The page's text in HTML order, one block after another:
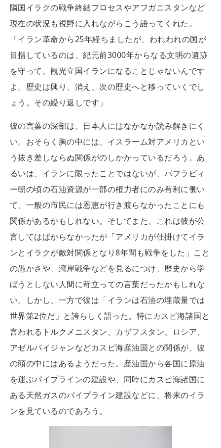
隣国イラクの戦争終結プロセスやアフガニスタンなど
現在の状況も視野に入れながらこう語ってくれた。
「イラン革命から25年経ちましたが、われわれの国が
目指しているのは、紀元前3000年からなる文明の遺跡
を守って、観光立国イランになることじゃないんです
よ。歴史は興り、消え、次の歴史へと移っていくでし
ょう。その繰り返しです」
彼の言葉の深部は、日本人にはなかなか読み解きにく
い。おそらく胸の中には、イスラーム対アメリカとい
う抜き差しならぬ関係がのしかかっているだろう。あ
るいは、イランに限ったことではないが、パフラビィ
ー朝の頃の石油資源が一部の権力者にのみ有利に働い
て、一般の市民には恩恵が行き渡らなかったことにも
関係があるかもしれない。そしてまた、これは彼が公
言してはばからなかったが「アメリカが仕掛けてイラ
ンとイラクが敵対関係となり8年間も戦争をした」こと
の愚かさや、湾岸戦争などを見るにつけ、歴史から学
ぼうとしない人間に苛立っての言葉だったかもしれな
い。しかし、一方で彼は「イランは石油の埋蔵量では
世界第2位だ」と誇らしく語った。特にカスピ海諸国と
言われるトルクメニスタン、カザフスタン、ロシア、
アゼルバイジャンなどカスピ海産油国との関係が、彼
の頭の中にはあるようだった。産油国から各国に原油
を運ぶパイプラインの建設や、同時にカスピ海諸国に
ある天然ガスのパイプライン建設などに、将来のイラ
ンを見ているのであろう。